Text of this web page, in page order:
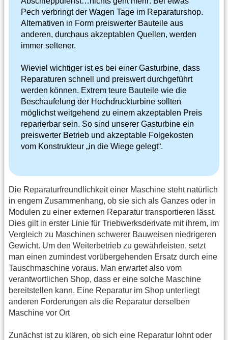
Pech verbringt der Wagen Tage im Reparaturshop.
Alternativen in Form preiswerter Bauteile aus
anderen, durchaus akzeptablen Quellen, werden
immer seltener.
Wieviel wichtiger ist es bei einer Gasturbine, dass
Reparaturen schnell und preiswert durchgeführt
werden können. Extrem teure Bauteile wie die
Beschaufelung der Hochdruckturbine sollten
möglichst weitgehend zu einem akzeptablen Preis
reparierbar sein. So sind unserer Gasturbine ein
preiswerter Betrieb und akzeptable Folgekosten
vom Konstrukteur „in die Wiege gelegt“.
Die Reparaturfreundlichkeit einer Maschine steht natürlich
in engem Zusammenhang, ob sie sich als Ganzes oder in
Modulen zu einer externen Reparatur transportieren lässt.
Dies gilt in erster Linie für Triebwerksderivate mit ihrem, im
Vergleich zu Maschinen schwerer Bauweisen niedrigeren
Gewicht. Um den Weiterbetrieb zu gewährleisten, setzt
man einen zumindest vorübergehenden Ersatz durch eine
Tauschmaschine voraus. Man erwartet also vom
verantwortlichen Shop, dass er eine solche Maschine
bereitstellen kann. Eine Reparatur im Shop unterliegt
anderen Forderungen als die Reparatur derselben
Maschine vor Ort
Zunächst ist zu klären, ob sich eine Reparatur lohnt oder